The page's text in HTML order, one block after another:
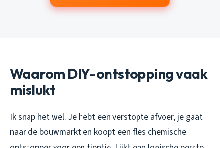
Waarom DIY-ontstopping vaak
mislukt
Ik snap het wel. Je hebt een verstopte afvoer, je gaat
naar de bouwmarkt en koopt een fles chemische